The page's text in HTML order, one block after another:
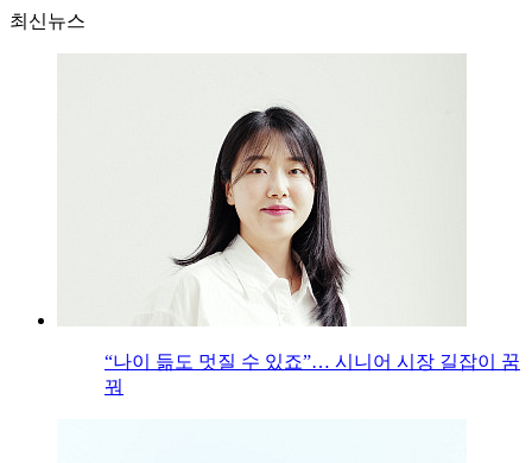
최신뉴스
“나이 듦도 멋질 수 있죠”… 시니어 시장 길잡이 꿈
꿔